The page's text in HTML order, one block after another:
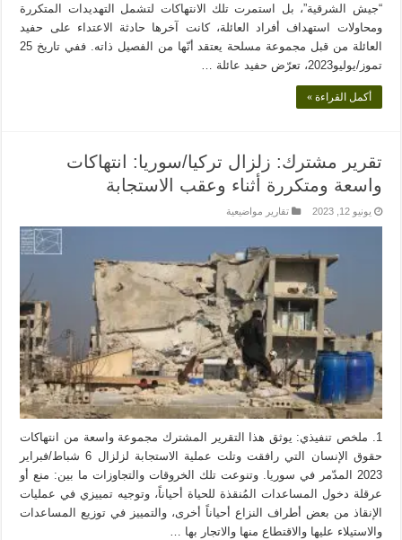
“جيش الشرقية”، بل استمرت تلك الانتهاكات لتشمل التهديدات المتكررة
ومحاولات استهداف أفراد العائلة، كانت آخرها حادثة الاعتداء على حفيد
العائلة من قبل مجموعة مسلحة يعتقد أنّها من الفصيل ذاته. ففي تاريخ 25
تموز/يوليو2023، تعرّض حفيد عائلة …
أكمل القراءة »
تقرير مشترك: زلزال تركيا/سوريا: انتهاكات
واسعة ومتكررة أثناء وعقب الاستجابة
يونيو 12, 2023 تقارير مواضيعية
1. ملخص تنفيذي: يوثق هذا التقرير المشترك مجموعة واسعة من انتهاكات
حقوق الإنسان التي رافقت وتلت عملية الاستجابة لزلزال 6 شباط/فبراير
2023 المدّمر في سوريا. وتنوعت تلك الخروقات والتجاوزات ما بين: منع أو
عرقلة دخول المساعدات المُنقذة للحياة أحياناً، وتوجيه تمييزي في عمليات
الإنقاذ من بعض أطراف النزاع أحياناً أخرى، والتمييز في توزيع المساعدات
والاستيلاء عليها والاقتطاع منها والاتجار بها …